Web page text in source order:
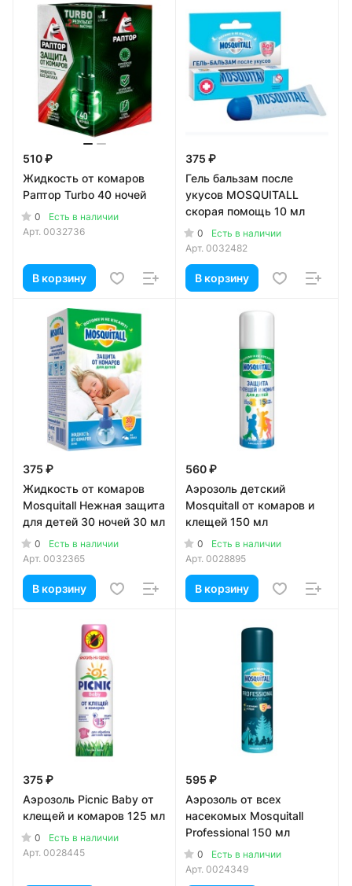
510 ₽
Жидкость от комаров
Раптор Turbo 40 ночей
0
Есть в наличии
Арт. 0032736
В корзину
375 ₽
Гель бальзам после
укусов MOSQUITALL
скорая помощь 10 мл
0
Есть в наличии
Арт. 0032482
В корзину
375 ₽
Жидкость от комаров
Mosquitall Нежная защита
для детей 30 ночей 30 мл
0
Есть в наличии
Арт. 0032365
В корзину
560 ₽
Аэрозоль детский
Mosquitall от комаров и
клещей 150 мл
0
Есть в наличии
Арт. 0028895
В корзину
375 ₽
Аэрозоль Picnic Baby от
клещей и комаров 125 мл
0
Есть в наличии
Арт. 0028445
595 ₽
Аэрозоль от всех
насекомых Mosquitall
Professional 150 мл
0
Есть в наличии
Арт. 0024349